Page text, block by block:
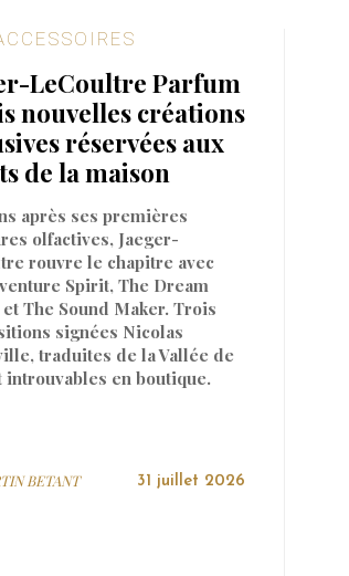
LeCoultre Parfum
nouvelles créations
réservées aux
de la maison
après ses premières
olfactives, Jaeger-
rouvre le chapitre avec
Spirit, The Dream
et The Sound Maker. Trois
signées Nicolas
traduites de la Vallée de
introuvables en boutique.
BETANT 31 juillet 2026